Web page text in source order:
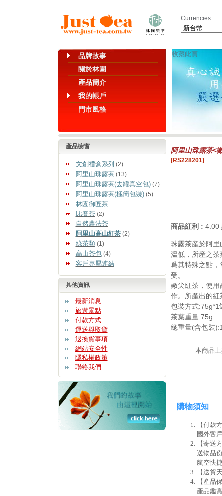
Currencies :
品牌故事
關於林園
產品簡介
我的帳戶
門市風格
收藏此頁
產品櫥窗
文創禮盒系列 (2)
阿里山珠露茶(13)
阿里山珠露茶(去罐真空包)(7)
阿里山珠露茶(極簡包裝)(5)
林園御匠茶
比賽茶(2)
自然農法茶
阿里山高山紅茶(2)
綠茶類 (1)
高山茶包(4)
客戶專屬連結
其他資訊
最新消息
旅遊景點
付款方式
運送與取貨
退換貨事項
網站安全性
隱私權政策
聯絡我們
阿里山珠露茶<
[RS228201]
商品紅利 : 4.00
珠露茶産於阿里
溫低，所産之茶
爲其特殊之點
受。
嫩尖紅茶，使用
作。所產出的紅
包裝方式:75g*1
茶葉重量:75g
總重量(含包裝
本商品
購物須知
【付款
國外客
【寄送
送物品
航空快
【送貨
【產品
產品鑑